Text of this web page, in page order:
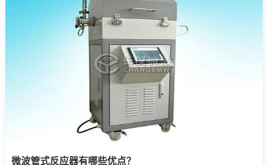
微波管式反应器有哪些优点？